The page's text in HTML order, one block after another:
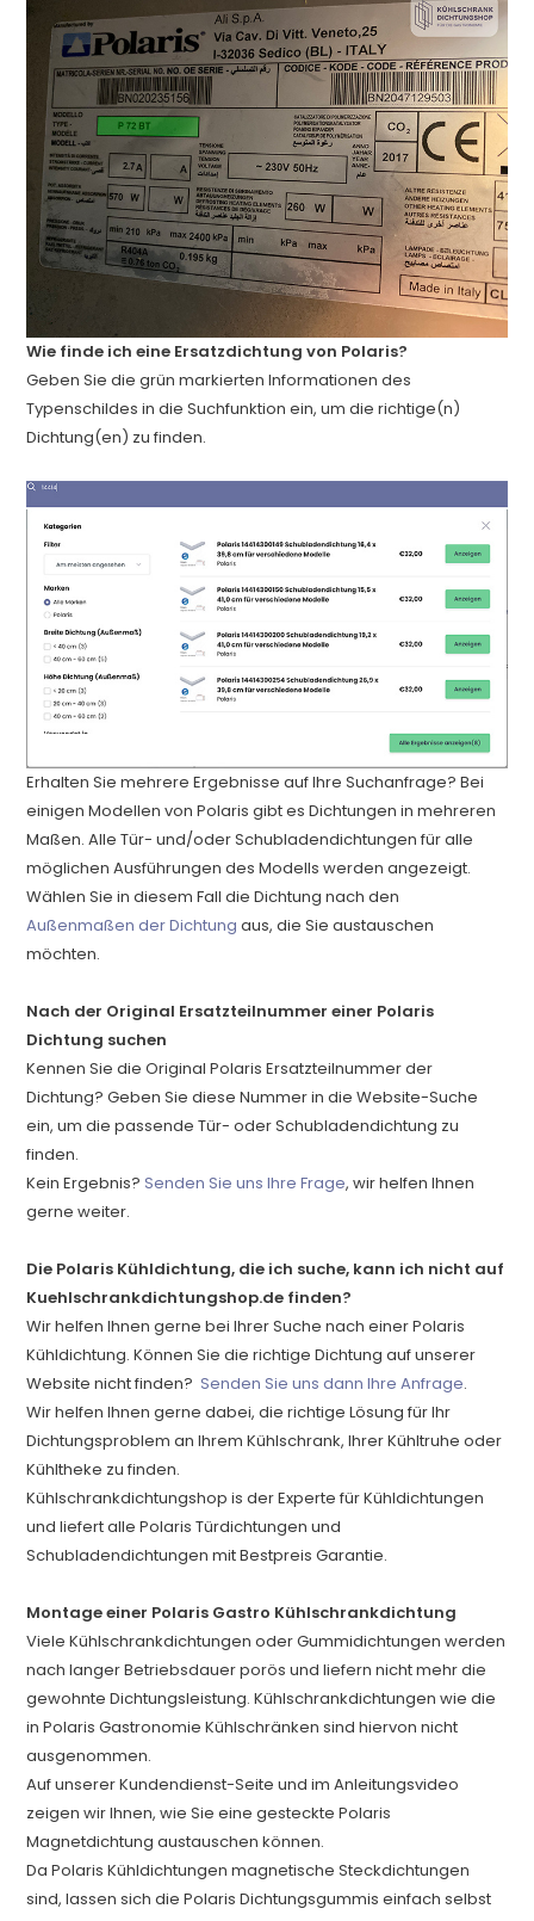
Wie finde ich eine Ersatzdichtung von Polaris?
Geben Sie die grün markierten Informationen des
Typenschildes in die Suchfunktion ein, um die richtige(n)
Dichtung(en) zu finden.
Erhalten Sie mehrere Ergebnisse auf Ihre Suchanfrage? Bei
einigen Modellen von Polaris gibt es Dichtungen in mehreren
Maßen. Alle Tür- und/oder Schubladendichtungen für alle
möglichen Ausführungen des Modells werden angezeigt.
Wählen Sie in diesem Fall die Dichtung nach den
Außenmaßen der Dichtung aus, die Sie austauschen
möchten.
Nach der Original Ersatzteilnummer einer Polaris
Dichtung suchen
Kennen Sie die Original Polaris Ersatzteilnummer der
Dichtung? Geben Sie diese Nummer in die Website-Suche
ein, um die passende Tür- oder Schubladendichtung zu
finden.
Kein Ergebnis? Senden Sie uns Ihre Frage, wir helfen Ihnen
gerne weiter.
Die Polaris Kühldichtung, die ich suche, kann ich nicht auf
Kuehlschrankdichtungshop.de finden?
Wir helfen Ihnen gerne bei Ihrer Suche nach einer Polaris
Kühldichtung. Können Sie die richtige Dichtung auf unserer
Website nicht finden? Senden Sie uns dann Ihre Anfrage.
Wir helfen Ihnen gerne dabei, die richtige Lösung für Ihr
Dichtungsproblem an Ihrem Kühlschrank, Ihrer Kühltruhe oder
Kühltheke zu finden.
Kühlschrankdichtungshop is der Experte für Kühldichtungen
und liefert alle Polaris Türdichtungen und
Schubladendichtungen mit Bestpreis Garantie.
Montage einer Polaris Gastro Kühlschrankdichtung
Viele Kühlschrankdichtungen oder Gummidichtungen werden
nach langer Betriebsdauer porös und liefern nicht mehr die
gewohnte Dichtungsleistung. Kühlschrankdichtungen wie die
in Polaris Gastronomie Kühlschränken sind hiervon nicht
ausgenommen.
Auf unserer Kundendienst-Seite und im Anleitungsvideo
zeigen wir Ihnen, wie Sie eine gesteckte Polaris
Magnetdichtung austauschen können.
Da Polaris Kühldichtungen magnetische Steckdichtungen
sind, lassen sich die Polaris Dichtungsgummis einfach selbst